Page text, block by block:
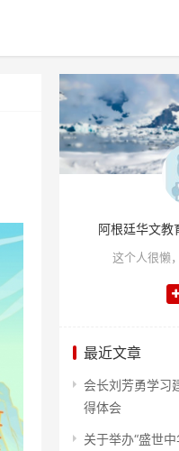
阿根廷华文教
这个人很懒
最近文章
会长刘芳勇学习
得体会
关于举办“盛世